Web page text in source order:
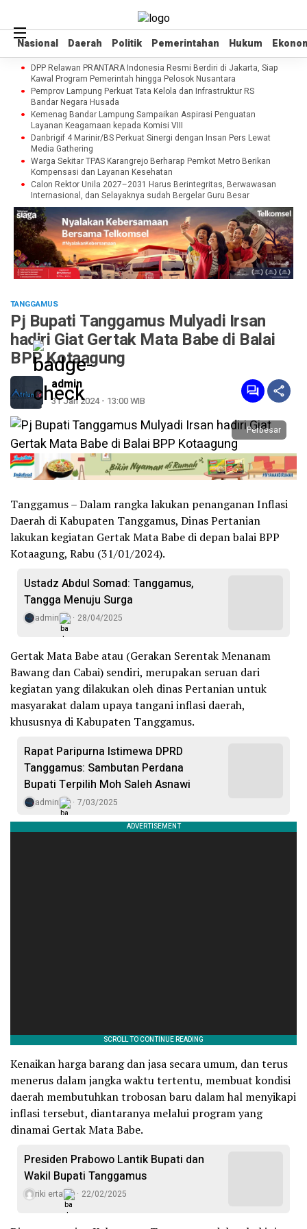
Nasional Daerah Politik Pemerintahan Hukum
Nasional Daerah Politik Pemerintahan Hukum
DPP Relawan PRANTARA Indonesia Resmi Berdiri di Jakarta, Siap
Kawal Program Pemerintah hingga Pelosok Nusantara
Pemprov Lampung Perkuat Tata Kelola dan Infrastruktur RS
Bandar Negara Husada
Kemenag Bandar Lampung Sampaikan Aspirasi Penguatan
Layanan Keagamaan kepada Komisi VIII
Danbrigif 4 Marinir/BS Perkuat Sinergi dengan Insan Pers Lewat
Media Gathering
Warga Sekitar TPAS Karangrejo Berharap Pemkot Metro Berikan
Kompensasi dan Layanan Kesehatan
Calon Rektor Unila 2027–2031 Harus Berintegritas, Berwawasan
Internasional, dan Selayaknya sudah Bergelar Guru Besar
TANGGAMUS
Pj Bupati Tanggamus Mulyadi Irsan
hadiri Giat Gertak Mata Babe di Balai
BPP Kotaagung
admin
31 Jan 2024 - 13:00 WIB
Perbesar
Tanggamus – Dalam rangka lakukan penanganan Inflasi
Daerah di Kabupaten Tanggamus, Dinas Pertanian
lakukan kegiatan Gertak Mata Babe di depan balai BPP
Kotaagung, Rabu (31/01/2024).
Ustadz Abdul Somad: Tanggamus,
Tangga Menuju Surga
admin 28/04/2025
Gertak Mata Babe atau (Gerakan Serentak Menanam
Bawang dan Cabai) sendiri, merupakan seruan dari
kegiatan yang dilakukan oleh dinas Pertanian untuk
masyarakat dalam upaya tangani inflasi daerah,
khususnya di Kabupaten Tanggamus.
Rapat Paripurna Istimewa DPRD
Tanggamus: Sambutan Perdana
Bupati Terpilih Moh Saleh Asnawi
admin 7/03/2025
Kenaikan harga barang dan jasa secara umum, dan terus
menerus dalam jangka waktu tertentu, membuat kondisi
daerah membutuhkan trobosan baru dalam hal menyikapi
inflasi tersebut, diantaranya melalui program yang
dinamai Gertak Mata Babe.
Presiden Prabowo Lantik Bupati dan
Wakil Bupati Tanggamus
riki erta 22/02/2025